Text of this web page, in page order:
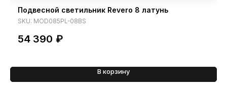
Подвесной светильник Revero 8 латунь
SKU: MOD085PL-08BS
54 390 ₽
В корзину